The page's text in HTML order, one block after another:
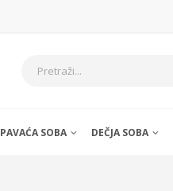
SOBA DEČJA SOBA